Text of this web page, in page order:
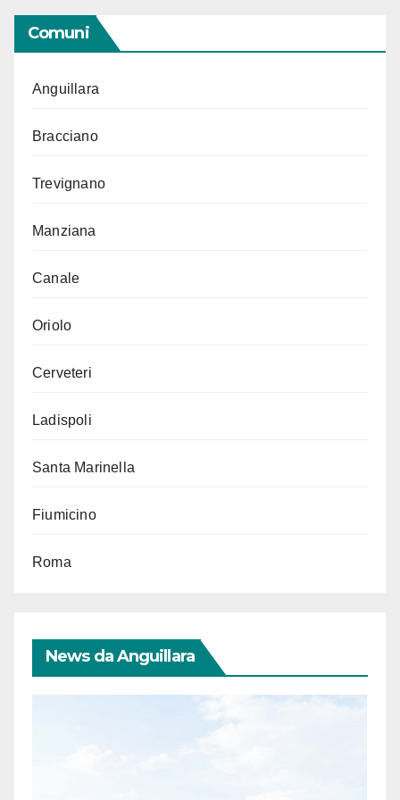
Comuni
Anguillara
Bracciano
Trevignano
Manziana
Canale
Oriolo
Cerveteri
Ladispoli
Santa Marinella
Fiumicino
Roma
News da Anguillara